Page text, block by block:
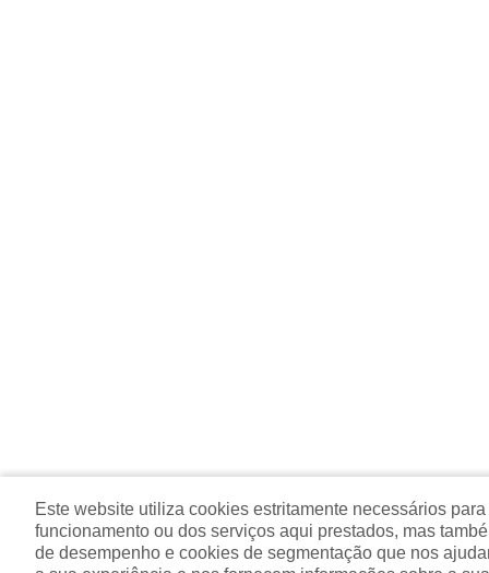
Este website utiliza cookies estritamente necessários
funcionamento ou dos serviços aqui prestados, mas
de desempenho e cookies de segmentação que nos